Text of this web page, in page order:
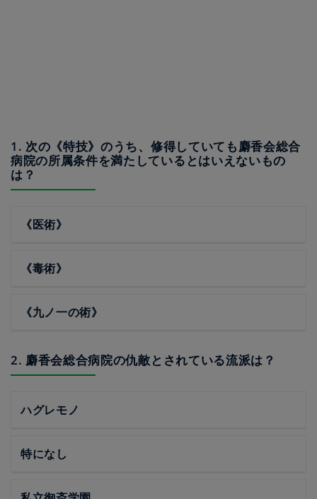
1. 次の《特技》のうち、修得していても麝香会総合
病院の所属条件を満たしているとはいえないもの
は？
《医術》
《毒術》
《九ノ一の術》
2. 麝香会総合病院の仇敵とされている流派は？
ハグレモノ
特になし